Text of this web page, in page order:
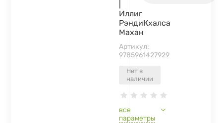
Нет в
наличии
Иллиг
РэндиКхалса
Махан
Артикул:
9785961427929
все
параметры